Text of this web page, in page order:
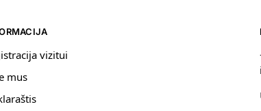
vizitui
mus